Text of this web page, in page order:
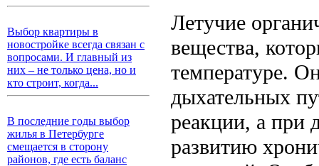
Выбор квартиры в
новостройке всегда связан с
вопросами. И главный из
них – не только цена, но и
кто строит, когда...
В последние годы выбор
жилья в Петербурге
смещается в сторону
районов, где есть баланс
Летучие
вещества,
температуре.
дыхательных
реакции, а при
развитию